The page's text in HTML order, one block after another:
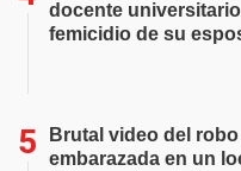
docente
femicidio de su
Brutal video del
embarazada en un